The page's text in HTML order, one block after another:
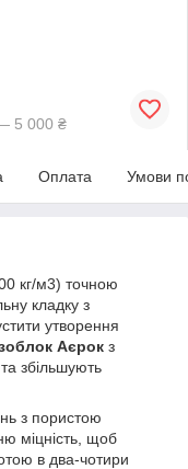
5 000 ₴
Оплата Умови
кг/м3) точною
кладку з
утворення
Аєрок з
збільшують
з пористою
міцність, щоб
в два-чотири